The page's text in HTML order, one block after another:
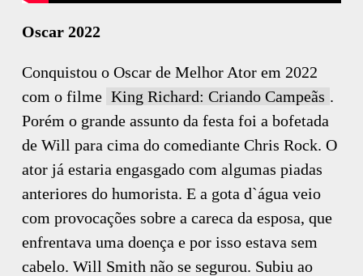
Oscar 2022
Conquistou o Oscar de Melhor Ator em 2022
com o filme King Richard: Criando Campeãs .
Porém o grande assunto da festa foi a bofetada
de Will para cima do comediante Chris Rock. O
ator já estaria engasgado com algumas piadas
anteriores do humorista. E a gota d`água veio
com provocações sobre a careca da esposa, que
enfrentava uma doença e por isso estava sem
cabelo. Will Smith não se segurou. Subiu ao